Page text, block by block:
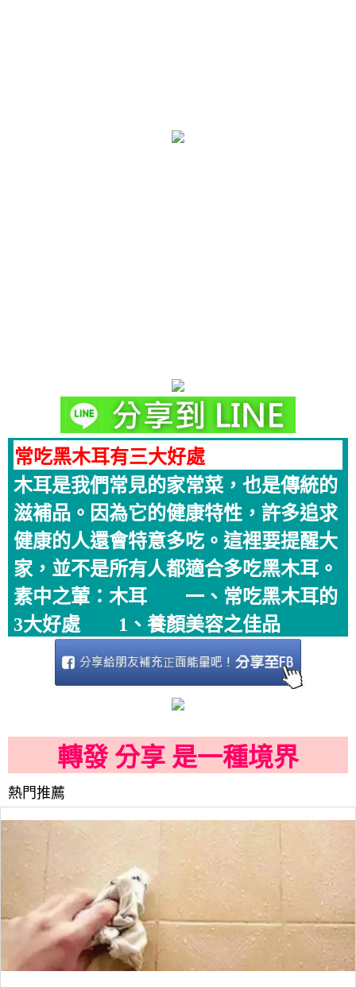
常吃黑木耳有三大好處
木耳是我們常見的家常菜，也是傳統的
滋補品。因為它的健康特性，許多追求
健康的人還會特意多吃。這裡要提醒大
家，並不是所有人都適合多吃黑木耳。
素中之葷：木耳 一、常吃黑木耳的
3大好處 1、養顏美容之佳品
轉發 分享 是一種境界
熱門推薦